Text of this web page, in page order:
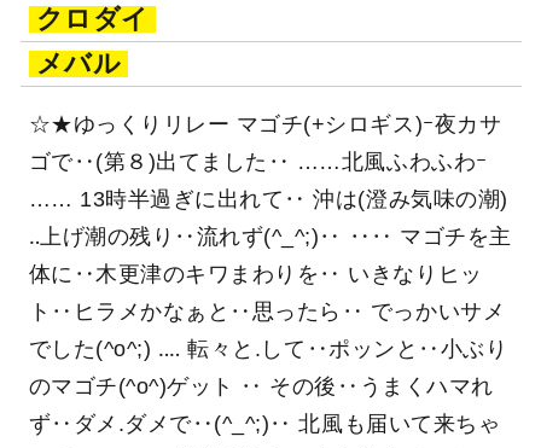
クロダイ
メバル
☆★ゆっくりリレー マゴチ(+シロギス)ｰ夜カサ
ゴで‥(第８)出てました‥ ……北風ふわふわｰ
…… 13時半過ぎに出れて‥ 沖は(澄み気味の潮)
‥上げ潮の残り‥流れず(^_^;)‥ ‥‥ マゴチを主
体に‥木更津のキワまわりを‥ いきなりヒッ
ト‥ヒラメかなぁと‥思ったら‥ でっかいサメ
でした(^o^;) ‥‥ 転々と.して‥ポッンと‥小ぶり
のマゴチ(^o^)ゲット ‥ その後‥うまくハマれ
ず‥ダメ.ダメで‥(^_^;)‥ 北風も届いて来ちゃ